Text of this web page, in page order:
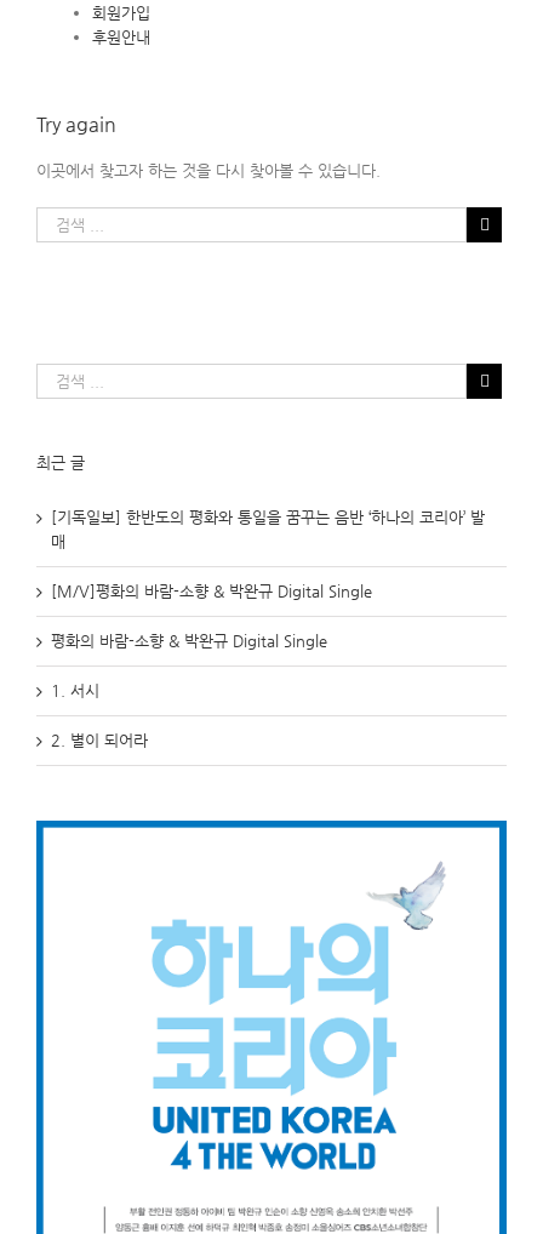
회원가입
후원안내
Try again
이곳에서 찾고자 하는 것을 다시 찾아볼 수 있습니다.
최근 글
[기독일보] 한반도의 평화와 통일을 꿈꾸는 음반 ‘하나의 코리아’ 발
매
[M/V]평화의 바람-소향 & 박완규 Digital Single
평화의 바람-소향 & 박완규 Digital Single
1. 서시
2. 별이 되어라